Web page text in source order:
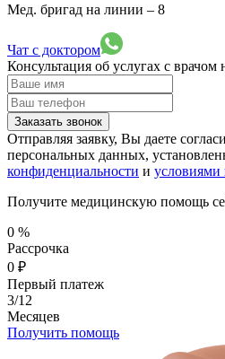
Мед. бригад на линии – 8
Чат с доктором
Консультация об услугах с врачом
Заказать звонок
Отправляя заявку, Вы даете
персональных данных,
конфиденциальности и условиями
Получите медицинскую помощь
0 %
Рассрочка
0 ₽
Первый платеж
3/12
Месяцев
Получить помощь